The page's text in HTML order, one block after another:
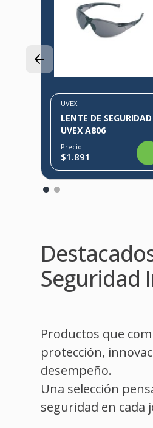
UVEX
LENTE DE SEGURIDAD
UVEX A806
Precio:
$1.891
Seguridad
Productos que
protección,
desempeño.
Una selección
seguridad en cada